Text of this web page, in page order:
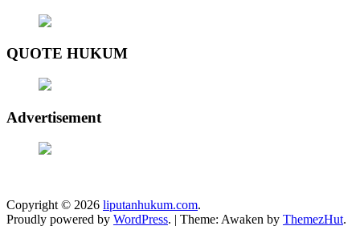
QUOTE HUKUM
Advertisement
Copyright © 2026 liputanhukum.com.
Proudly powered by WordPress. | Theme: Awaken by ThemezHut.